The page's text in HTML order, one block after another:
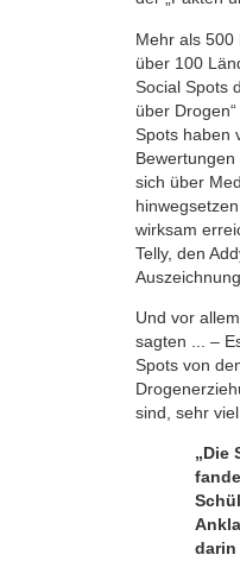
Mehr als 500
über 100
Social Spots
über
Spots haben
sich über
wirksam
Telly, den
Und vor
sagten ... –
Spots von
sind, sehr
„Die
darin